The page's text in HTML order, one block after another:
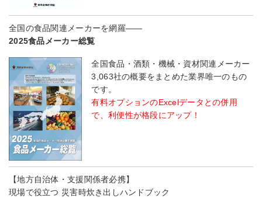
全国の食品関連メーカーを網羅――
2025食品メーカー総覧
全国食品・酒類・機械・資材関連メーカー
3,063社の概要をまとめた業界唯一のもの
です。
有料オプションのExcelデータとの併用
で、利便性が格段にアップ！
【地方自治体・支援関係者必携】
現場で役立つ 災害時炊き出しハンドブック